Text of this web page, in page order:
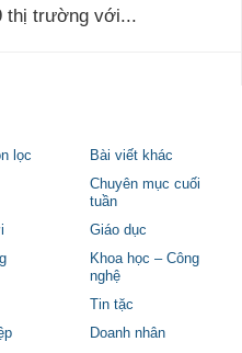
thị trường với...
lọc
Bài viết khác
Chuyên mục cuối
tuần
Giáo dục
Khoa học – Công
nghệ
Tin tặc
Doanh nhân